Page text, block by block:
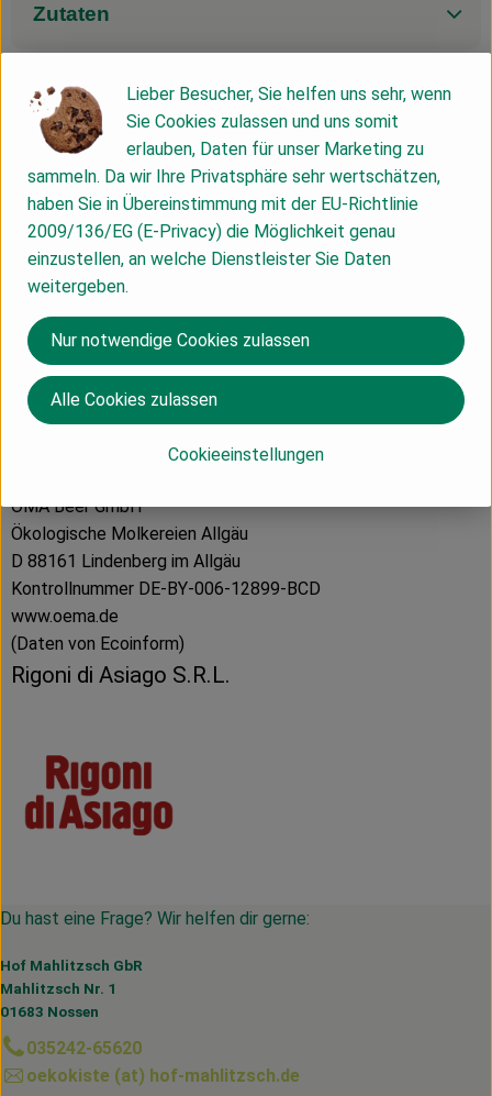
Zutaten
Nährwert-Info
Produktdatenblatt
Herkunft
Hersteller: ÖMA
Italien
ÖMA Beer GmbH
Ökologische Molkereien Allgäu
D 88161 Lindenberg im Allgäu
Kontrollnummer DE-BY-006-12899-BCD
www.oema.de
(Daten von Ecoinform)
Rigoni di Asiago S.R.L.
Du hast eine Frage? Wir helfen dir gerne:
Hof Mahlitzsch GbR
Mahlitzsch Nr. 1
01683 Nossen
035242-65620
oekokiste (at) hof-mahlitzsch.de
Lieber Besucher, Sie helfen uns sehr, wenn
Sie Cookies zulassen und uns somit
erlauben, Daten für unser Marketing zu
sammeln. Da wir Ihre Privatsphäre sehr wertschätzen,
haben Sie in Übereinstimmung mit der EU-Richtlinie
2009/136/EG (E-Privacy) die Möglichkeit genau
einzustellen, an welche Dienstleister Sie Daten
weitergeben.
Cookieeinstellungen
Nur notwendige Cookies zulassen
Alle Cookies zulassen